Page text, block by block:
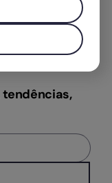
tendências,